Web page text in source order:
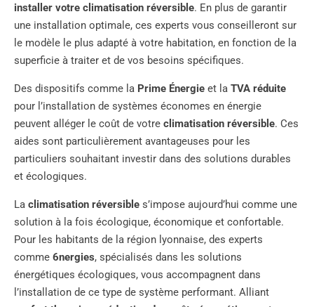
installer votre climatisation réversible. En plus de garantir
une installation optimale, ces experts vous conseilleront sur
le modèle le plus adapté à votre habitation, en fonction de la
superficie à traiter et de vos besoins spécifiques.
Des dispositifs comme la Prime Énergie et la TVA réduite
pour l’installation de systèmes économes en énergie
peuvent alléger le coût de votre climatisation réversible. Ces
aides sont particulièrement avantageuses pour les
particuliers souhaitant investir dans des solutions durables
et écologiques.
La climatisation réversible s’impose aujourd’hui comme une
solution à la fois écologique, économique et confortable.
Pour les habitants de la région lyonnaise, des experts
comme 6nergies, spécialisés dans les solutions
énergétiques écologiques, vous accompagnent dans
l’installation de ce type de système performant. Alliant